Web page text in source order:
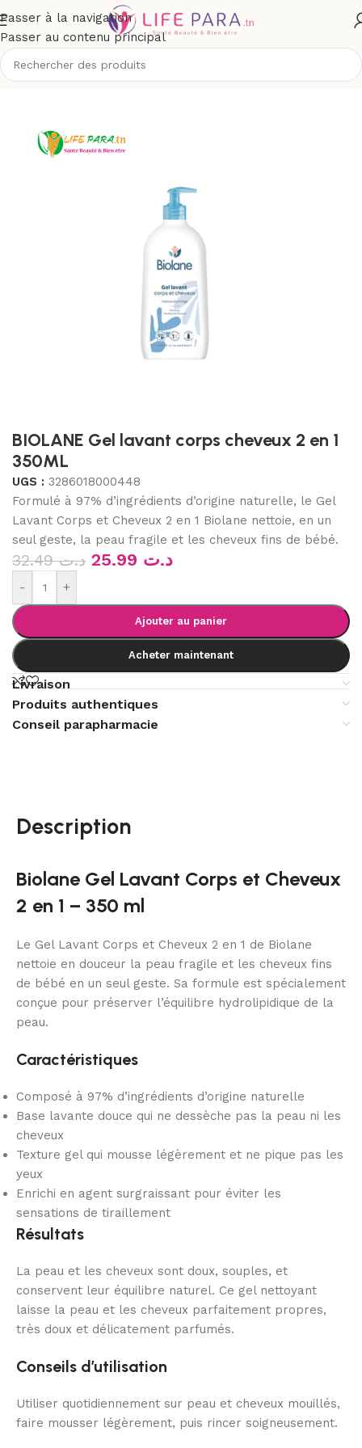
Passer à la navigation
Passer au contenu principal
et maman/Toilette & soins bébé/Hygiène et soins du bébé
BIOLANE Gel lavant corps cheveux 2 en 1
350ML
UGS : 3286018000448
Formulé à 97% d’ingrédients d’origine naturelle, le Gel
Lavant Corps et Cheveux 2 en 1 Biolane nettoie, en un
seul geste, la peau fragile et les cheveux fins de bébé.
د.ت32.49 د.ت
- +
Ajouter au panier
Acheter maintenant
Livraison
Produits authentiques
Conseil parapharmacie
Description
Biolane Gel Lavant Corps et Cheveux
2 en 1 – 350 ml
Le Gel Lavant Corps et Cheveux 2 en 1 de Biolane
nettoie en douceur la peau fragile et les cheveux fins
de bébé en un seul geste. Sa formule est spécialement
conçue pour préserver l’équilibre hydrolipidique de la
peau.
Caractéristiques
Composé à 97% d’ingrédients d’origine naturelle
Base lavante douce qui ne dessèche pas la peau ni les
cheveux
Texture gel qui mousse légèrement et ne pique pas les
yeux
Enrichi en agent surgraissant pour éviter les
sensations de tiraillement
Résultats
La peau et les cheveux sont doux, souples, et
conservent leur équilibre naturel. Ce gel nettoyant
laisse la peau et les cheveux parfaitement propres,
très doux et délicatement parfumés.
Conseils d’utilisation
Utiliser quotidiennement sur peau et cheveux mouillés,
faire mousser légèrement, puis rincer soigneusement.